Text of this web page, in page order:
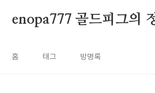
enopa777 골드피그의
홈 태그 방명록